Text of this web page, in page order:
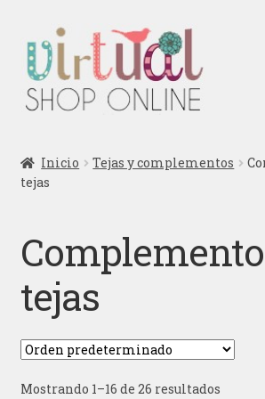
la
navegación
al
contenido
Podcast
Blog
Inicio Tejas y complementos
tejas
tejas
Mostrando 1–16 de 26 resultados